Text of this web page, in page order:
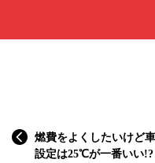
燃費をよくしたいけど
設定は25℃が一番いい